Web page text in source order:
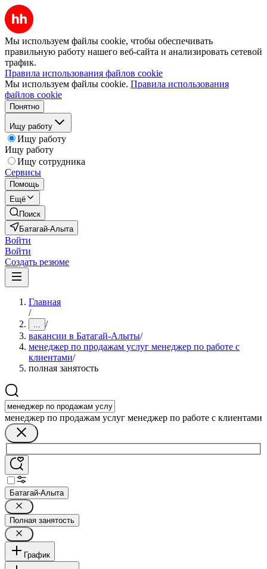
Мы используем файлы cookie, чтобы обеспечивать
правильную работу нашего веб-сайта и анализировать сетевой
трафик.
Правила использования файлов cookie
Мы используем файлы cookie. Правила использования
файлов cookie
Понятно
Ищу работу
Ищу работу
Ищу работу
Ищу сотрудника
Сервисы
Помощь
Ещё
Поиск
Батагай-Алыта
Войти
Войти
Создать резюме
Главная
/
... /
вакансии в Батагай-Алыты/
менеджер по продажам услуг менеджер по работе с
клиентами/
полная занятость
менеджер по продажам услуг менеджер по работе с клиентами
Батагай-Алыта
Полная занятость
График